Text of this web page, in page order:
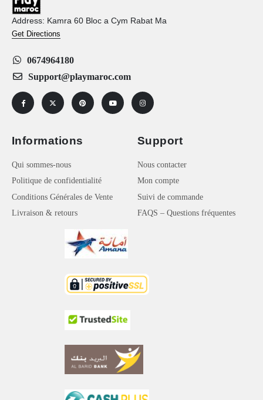
Address: Kamra 60 Bloc a Cym Rabat Ma
Get Directions
0674964180
Support@playmaroc.com
Informations
Qui sommes-nous
Politique de confidentialité
Conditions Générales de Vente
Livraison & retours
Support
Nous contacter
Mon compte
Suivi de commande
FAQS – Questions fréquentes